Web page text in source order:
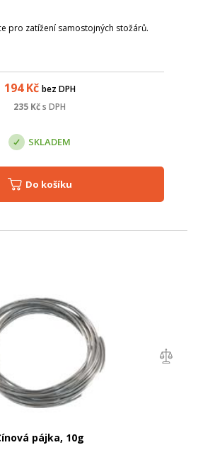
pro zatížení samostojných stožárů.
194Kč bez DPH
235 Kčs DPH
SKLADEM
Do košíku
pájka, 10g